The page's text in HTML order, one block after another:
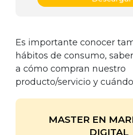
Es importante conocer
hábitos de consumo,
a cómo compran nuestro
producto/servicio y
MASTER EN
DIGITAL